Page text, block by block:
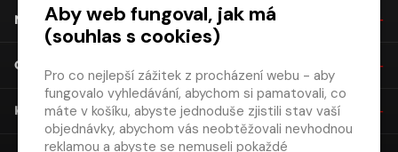
NÁKUP
O SPOLEČNOSTI
KONTAKT
Aby web fungoval, jak má
(souhlas s cookies)
Pro co nejlepší zážitek z procházení webu - aby
fungovalo vyhledávání, abychom si pamatovali, co
máte v košíku, abyste jednoduše zjistili stav vaší
objednávky, abychom vás neobtěžovali nevhodnou
reklamou a abyste se nemuseli pokaždé